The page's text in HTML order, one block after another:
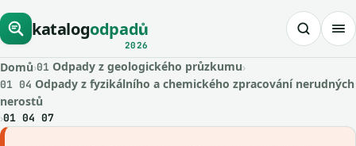
katalogodpadů
2026
Domů›01 Odpady z geologického průzkumu›
01 04 Odpady z fyzikálního a chemického zpracování nerudných
nerostů
›01 04 07